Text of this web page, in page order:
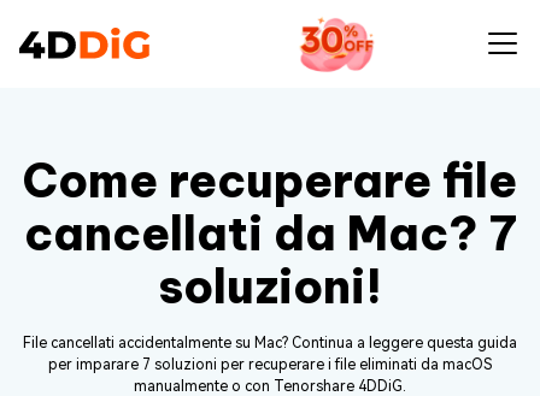
Come recuperare file
cancellati da Mac? 7
soluzioni!
File cancellati accidentalmente su Mac? Continua a leggere questa guida
per imparare 7 soluzioni per recuperare i file eliminati da macOS
manualmente o con Tenorshare 4DDiG.